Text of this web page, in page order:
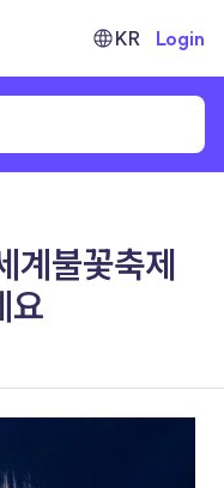
KR Login
계불꽃축제
요